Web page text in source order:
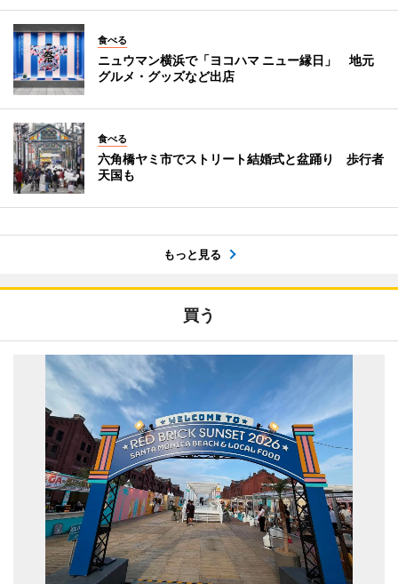
食べる
ニュウマン横浜で「ヨコハマ ニュー縁日」 地元
グルメ・グッズなど出店
食べる
六角橋ヤミ市でストリート結婚式と盆踊り 歩行者
天国も
もっと見る
買う